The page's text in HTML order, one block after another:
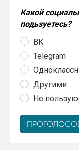
Какой
подьзуетесь?
ВК
Telegram
Другими
Не